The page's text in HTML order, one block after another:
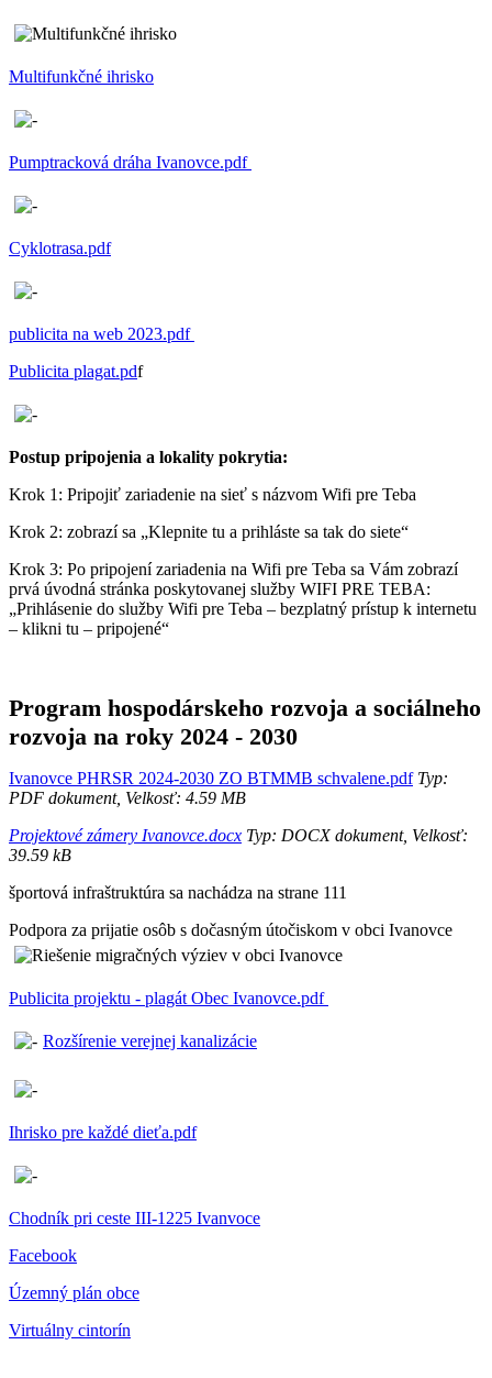
Multifunkčné ihrisko
Pumptracková dráha Ivanovce.pdf
Cyklotrasa.pdf
publicita na web 2023.pdf
Publicita plagat.pdf
Postup pripojenia a lokality pokrytia:
Krok 1: Pripojiť zariadenie na sieť s názvom Wifi pre Teba
Krok 2: zobrazí sa „Klepnite tu a prihláste sa tak do siete“
Krok 3: Po pripojení zariadenia na Wifi pre Teba sa Vám zobrazí
prvá úvodná stránka poskytovanej služby WIFI PRE TEBA:
„Prihlásenie do služby Wifi pre Teba – bezplatný prístup k internetu
– klikni tu – pripojené“
Program hospodárskeho rozvoja a sociálneho
rozvoja na roky 2024 - 2030
Ivanovce PHRSR 2024-2030 ZO BTMMB schvalene.pdfTyp:
PDF dokument, Velkosť: 4.59 MB
Projektové zámery Ivanovce.docx Typ: DOCX dokument, Velkosť:
39.59 kB
športová infraštruktúra sa nachádza na strane 111
Podpora za prijatie osôb s dočasným útočiskom v obci Ivanovce
Publicita projektu - plagát Obec Ivanovce.pdf
Rozšírenie verejnej kanalizácie
Ihrisko pre každé dieťa.pdf
Chodník pri ceste III-1225 Ivanvoce
Facebook
Územný plán obce
Virtuálny cintorín